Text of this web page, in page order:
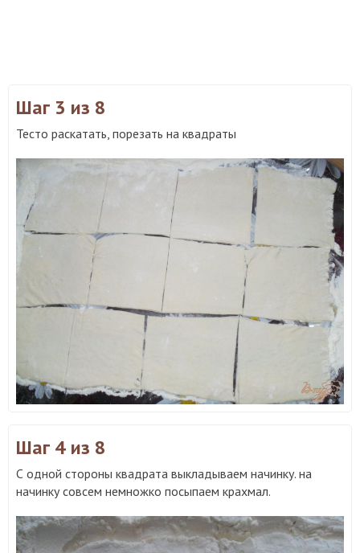
Шаг 3 из 8
Тесто раскатать, порезать на квадраты
Шаг 4 из 8
С одной стороны квадрата выкладываем начинку. на
начинку совсем немножко посыпаем крахмал.